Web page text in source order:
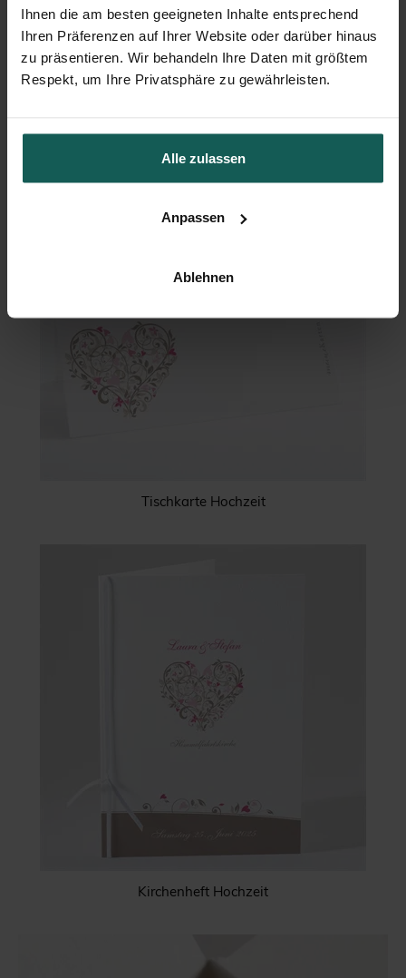
Ihnen die am besten geeigneten Inhalte entsprechend
Ihren Präferenzen auf Ihrer Website oder darüber hinaus
zu präsentieren. Wir behandeln Ihre Daten mit größtem
Respekt, um Ihre Privatsphäre zu gewährleisten.
Alle zulassen
Anpassen
Ablehnen
Tischkarte Hochzeit
Kirchenheft Hochzeit